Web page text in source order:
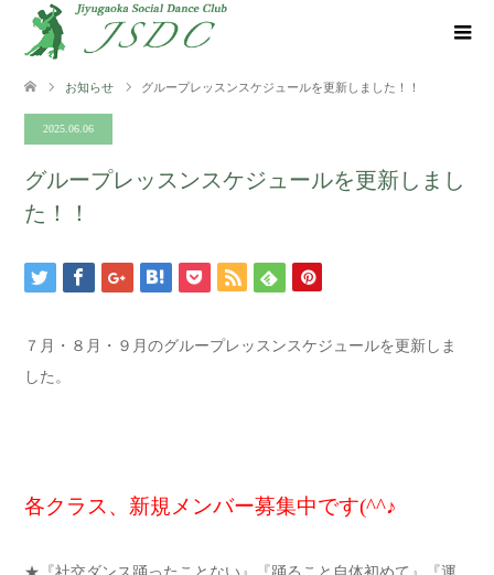
お知らせ グループレッスンスケジュールを更新しました！！
2025.06.06
グループレッスンスケジュールを更新しまし
た！！
７月・８月・９月のグループレッスンスケジュールを更新しま
した。
各クラス、新規メンバー募集中です(^^♪